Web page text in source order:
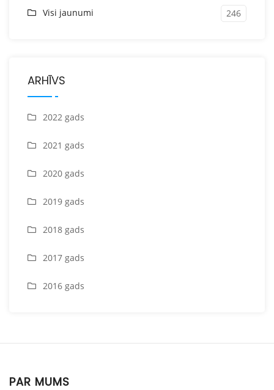
Visi jaunumi 246
ARHĪVS
2022 gads
2021 gads
2020 gads
2019 gads
2018 gads
2017 gads
2016 gads
PAR MUMS